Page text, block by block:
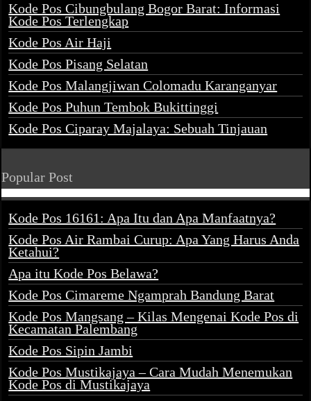
Kode Pos Cibungbulang Bogor Barat: Informasi
Kode Pos Terlengkap
Kode Pos Air Haji
Kode Pos Pisang Selatan
Kode Pos Malangjiwan Colomadu Karanganyar
Kode Pos Puhun Tembok Bukittinggi
Kode Pos Ciparay Majalaya: Sebuah Tinjauan
Popular Post
Kode Pos 16161: Apa Itu dan Apa Manfaatnya?
Kode Pos Air Rambai Curup: Apa Yang Harus Anda
Ketahui?
Apa itu Kode Pos Belawa?
Kode Pos Cimareme Ngamprah Bandung Barat
Kode Pos Mangsang – Kilas Mengenai Kode Pos di
Kecamatan Palembang
Kode Pos Sipin Jambi
Kode Pos Mustikajaya – Cara Mudah Menemukan
Kode Pos di Mustikajaya